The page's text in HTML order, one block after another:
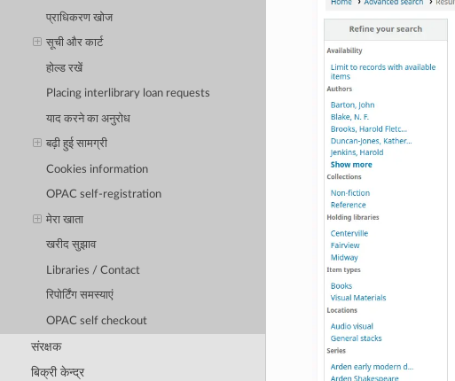
प्राधिकरण खोज
सूची और कार्ट
होल्ड रखें
Placing interlibrary loan requests
याद करने का अनुरोध
बढ़ी हुई सामग्री
Cookies information
OPAC self-registration
मेरा खाता
खरीद सुझाव
Libraries / Contact
रिपोर्टिंग समस्याएं
OPAC self checkout
संरक्षक
बिक्री केन्द्र